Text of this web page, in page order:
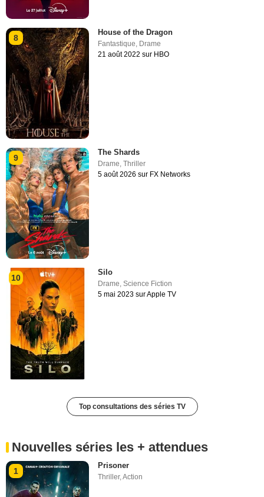
8
House of the Dragon
Fantastique Drame
21 août 2022 sur HBO
9
The Shards
Drame,Thriller
5 août 2026 sur FX Networks
10
Silo
Drame,Science Fiction
5 mai 2023 sur Apple TV
Top consultations des séries TV
Nouvelles séries les + attendues
1
Prisoner
Thriller,Action